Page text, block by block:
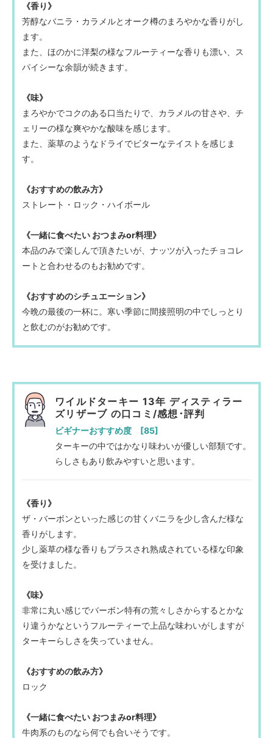
《香り》
芳醇なバニラ・カラメルとオーク樽のまろやかな香りがし
ます。
また、ほのかに洋梨の様なフルーティーな香りも漂い、ス
パイシーな余韻が続きます。
《味》
まろやかでコクのある口当たりで、カラメルの甘さや、チ
ェリーの様な爽やかな酸味を感じます。
また、薬草のようなドライでビターなテイストを感じま
す。
《おすすめの飲み方》
ストレート・ロック・ハイボール
《一緒に食べたい おつまみor料理》
本品のみで楽しんで頂きたいが、ナッツが入ったチョコレ
ートと合わせるのもお勧めです。
《おすすめのシチュエーション》
今晩の最後の一杯に。寒い季節に間接照明の中でしっとり
と飲むのがお勧めです。
ワイルドターキー 13年 ディスティラー
ズリザーブ の口コミ/感想･評判
ビギナーおすすめ度 [85]
ターキーの中ではかなり味わいが優しい部類です。
らしさもあり飲みやすいと思います。
《香り》
ザ・バーボンといった感じの甘くバニラを少し含んだ様な
香りがします。
少し薬草の様な香りもプラスされ熟成されている様な印象
を受けました。
《味》
非常に丸い感じでバーボン特有の荒々しさからするとかな
り違うかなというフルーティーで上品な味わいがしますが
ターキーらしさを失っていません。
《おすすめの飲み方》
ロック
《一緒に食べたい おつまみor料理》
牛肉系のものなら何でも合いそうです。